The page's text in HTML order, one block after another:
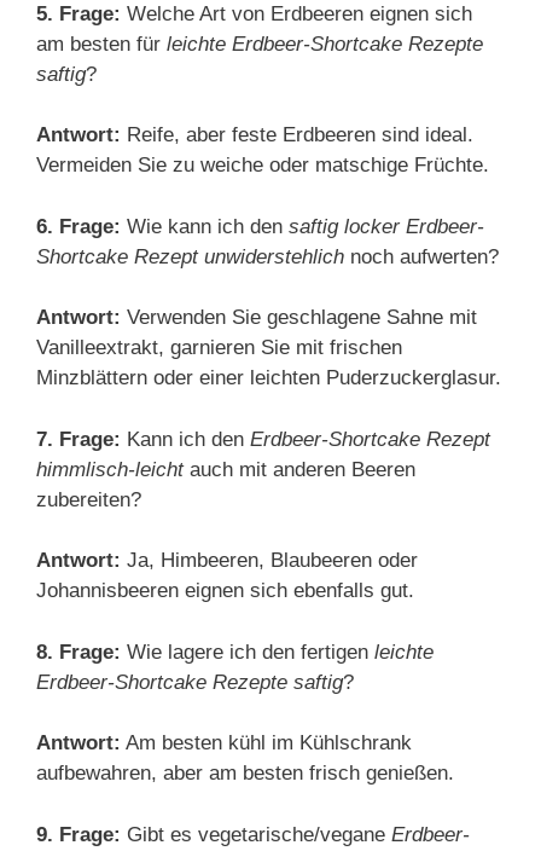
5. Frage: Welche Art von Erdbeeren eignen sich
am besten für leichte Erdbeer-Shortcake Rezepte
saftig?
Antwort: Reife, aber feste Erdbeeren sind ideal.
Vermeiden Sie zu weiche oder matschige Früchte.
6. Frage: Wie kann ich den saftig locker Erdbeer-
Shortcake Rezept unwiderstehlich noch aufwerten?
Antwort: Verwenden Sie geschlagene Sahne mit
Vanilleextrakt, garnieren Sie mit frischen
Minzblättern oder einer leichten Puderzuckerglasur.
7. Frage: Kann ich den Erdbeer-Shortcake Rezept
himmlisch-leichtauch mit anderen Beeren
zubereiten?
Antwort: Ja, Himbeeren, Blaubeeren oder
Johannisbeeren eignen sich ebenfalls gut.
8. Frage: Wie lagere ich den fertigen leichte
Erdbeer-Shortcake Rezepte saftig?
Antwort: Am besten kühl im Kühlschrank
aufbewahren, aber am besten frisch genießen.
9. Frage: Gibt es vegetarische/vegane Erdbeer-